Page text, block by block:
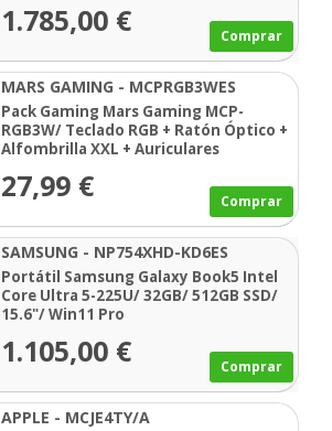
1.785,00 € Comprar
MARS GAMING - MCPRGB3WES
Pack Gaming Mars Gaming MCP-
RGB3W/ Teclado RGB + Ratón Óptico +
Alfombrilla XXL + Auriculares
27,99 € Comprar
SAMSUNG - NP754XHD-KD6ES
Portátil Samsung Galaxy Book5 Intel
Core Ultra 5-225U/ 32GB/ 512GB SSD/
15.6"/ Win11 Pro
1.105,00 € Comprar
APPLE - MCJE4TY/A